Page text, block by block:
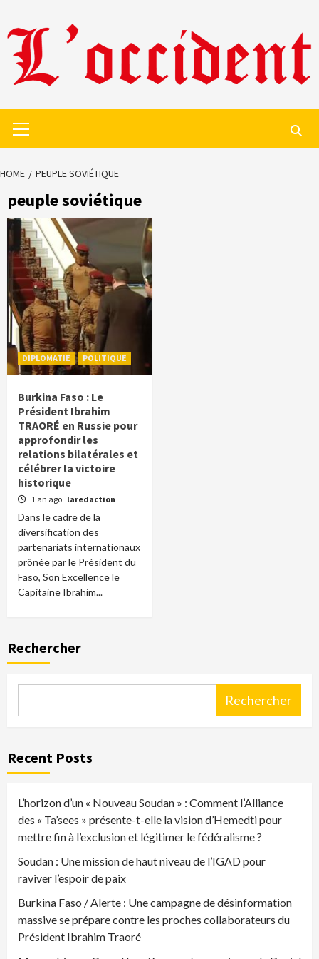
to
content
Menu
HOME PEUPLE SOVIÉTIQUE
peuple soviétique
DIPLOMATIE POLITIQUE
Burkina Faso : Le
Président Ibrahim
TRAORÉ en Russie pour
approfondir les
relations bilatérales et
célébrer la victoire
historique
1 an ago laredaction
Dans le cadre de la
diversification des
partenariats internationaux
prônée par le Président du
Faso, Son Excellence le
Capitaine Ibrahim...
Rechercher
Rechercher
Recent Posts
L’horizon d’un « Nouveau Soudan » : Comment l’Alliance
des « Ta’sees » présente-t-elle la vision d’Hemedti pour
mettre fin à l’exclusion et légitimer le fédéralisme ?
Soudan : Une mission de haut niveau de l’IGAD pour
raviver l’espoir de paix
Burkina Faso / Alerte : Une campagne de désinformation
massive se prépare contre les proches collaborateurs du
Président Ibrahim Traoré